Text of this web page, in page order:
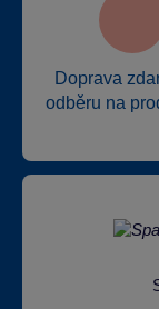
Doprava
odběru na